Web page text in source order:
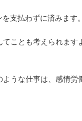
支払わずに済みます。
ことも考えられます
うな仕事は、感情労